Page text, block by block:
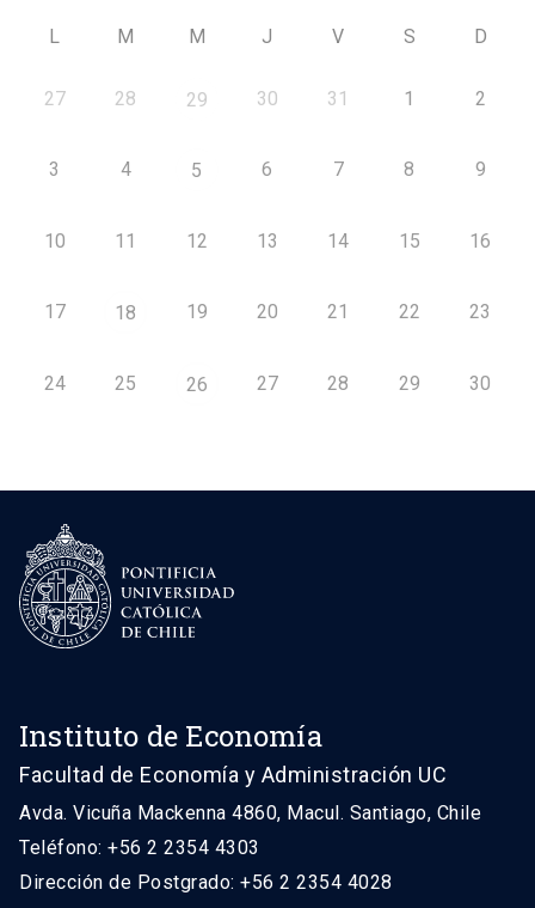
L M M J V S D
27 28 29 30 31 1 2
3 4 5 6 7 8 9
10 11 12 13 14 15 16
17 18 19 20 21 22 23
24 25 26 27 28 29 30
Instituto de Economía
Facultad de Economía y Administración UC
Avda. Vicuña Mackenna 4860, Macul. Santiago, Chile
Teléfono: +56 2 2354 4303
Dirección de Postgrado: +56 2 2354 4028